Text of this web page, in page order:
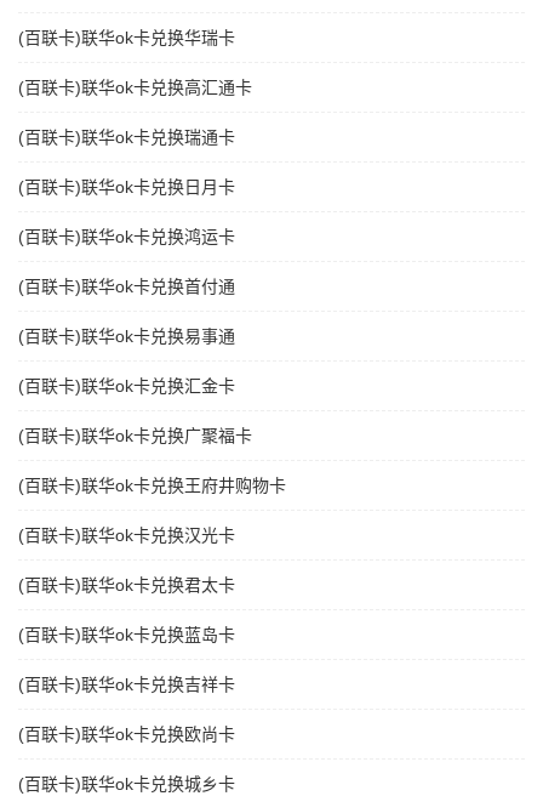
(百联卡)联华ok卡兑换华瑞卡
(百联卡)联华ok卡兑换高汇通卡
(百联卡)联华ok卡兑换瑞通卡
(百联卡)联华ok卡兑换日月卡
(百联卡)联华ok卡兑换鸿运卡
(百联卡)联华ok卡兑换首付通
(百联卡)联华ok卡兑换易事通
(百联卡)联华ok卡兑换汇金卡
(百联卡)联华ok卡兑换广聚福卡
(百联卡)联华ok卡兑换王府井购物卡
(百联卡)联华ok卡兑换汉光卡
(百联卡)联华ok卡兑换君太卡
(百联卡)联华ok卡兑换蓝岛卡
(百联卡)联华ok卡兑换吉祥卡
(百联卡)联华ok卡兑换欧尚卡
(百联卡)联华ok卡兑换城乡卡